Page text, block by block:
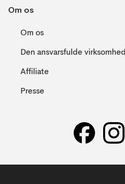
Om os
Om os
Den ansvarsfulde virksomhed
Affiliate
Presse